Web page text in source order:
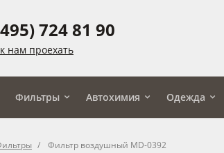
724 81 90
нам проехать
Фильтры Автохимия Одежда
Фильтр воздушный MD-0392